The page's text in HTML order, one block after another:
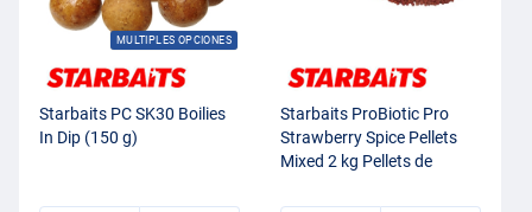
MULTIPLES OPCIONES
Starbaits PC SK30 Boilies
In Dip (150 g)
Starbaits ProBiotic Pro
Strawberry Spice Pellets
Mixed 2 kg Pellets de